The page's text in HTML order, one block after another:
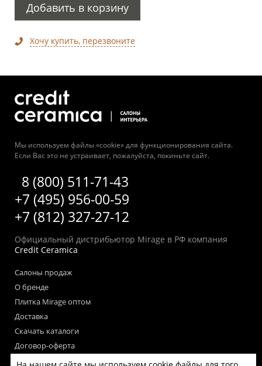
Добавить в корзину
Хочу купить, перезвоните
Мы используем файлы «cookie» для функционирования сайта.
Если Вас это не устраивает, пожалуйста, покиньте сайт.
8 (800) 511-71-43
+7 (495) 956-00-59
+7 (812) 327-27-12
Официальный дистрибьютор Mirage в РФ компания
Credit Ceramica
Салоны продаж
О бренде
Плитка Mirage оптом
Доставка
Скачать каталоги
Договор-оферта
Пользовательское соглашение